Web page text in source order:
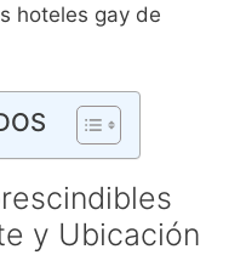
hoteles gay de
y Ubicación